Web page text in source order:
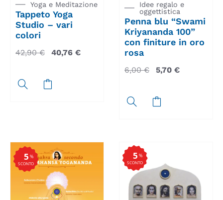
Yoga e Meditazione
Tappeto Yoga
Studio – vari
colori
42,90€ 40,76 €
Idee regalo e
oggettistica
Penna blu “Swami
Kriyananda 100”
con finiture in oro
rosa
6,00€ 5,70 €
%
SCONTO
5 %
SCONTO
5